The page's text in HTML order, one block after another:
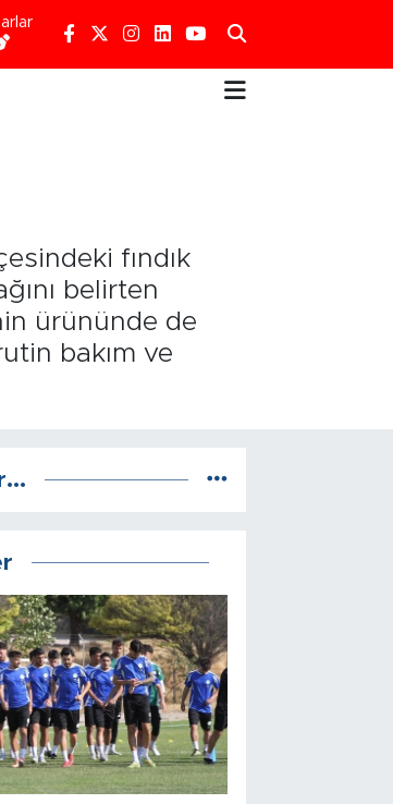
fındık
belirten
ürününde de
bakım ve